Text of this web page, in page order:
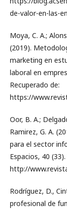
de-valor-en-las-
Moya, C. A.;
(2019).
marketing en
laboral en
Recuperado de:
https://
Oor, B. A.;
Ramirez, G. A.
para el sector
Espacios, 40
http://
Rodríguez, D.,
profesional de